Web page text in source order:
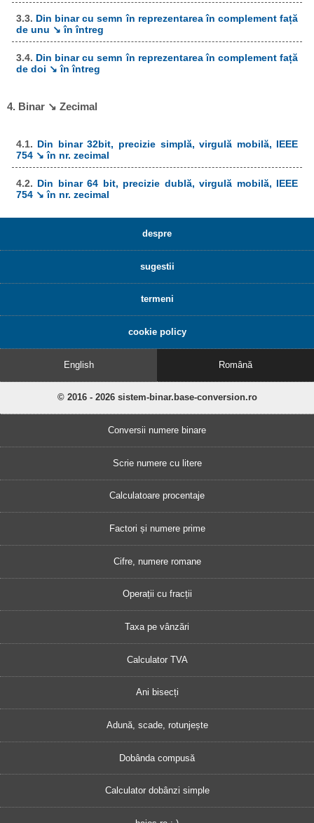
3.3. Din binar cu semn în reprezentarea în complement față
de unu ↘ în întreg
3.4. Din binar cu semn în reprezentarea în complement față
de doi ↘ în întreg
4. Binar ↘ Zecimal
4.1. Din binar 32bit, precizie simplă, virgulă mobilă, IEEE
754 ↘ în nr. zecimal
4.2. Din binar 64 bit, precizie dublă, virgulă mobilă, IEEE
754 ↘ în nr. zecimal
despre
sugestii
termeni
cookie policy
English Română
© 2016 - 2026 sistem-binar.base-conversion.ro
Conversii numere binare
Scrie numere cu litere
Calculatoare procentaje
Factori și numere prime
Cifre, numere romane
Operații cu fracții
Taxa pe vânzări
Calculator TVA
Ani bisecți
Adună, scade, rotunjește
Dobânda compusă
Calculator dobânzi simple